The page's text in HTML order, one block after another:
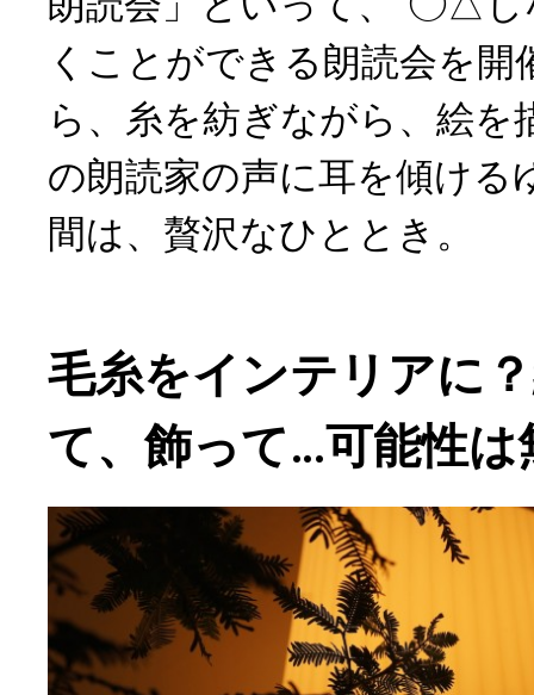
くことができる朗読会を開
ら、糸を紡ぎながら、絵を
の朗読家の声に耳を傾ける
間は、贅沢なひととき。
毛糸をインテリアに
て、飾って…可能性は